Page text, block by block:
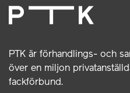
PTK är förhandlings- och
över en miljon
fackförbund.